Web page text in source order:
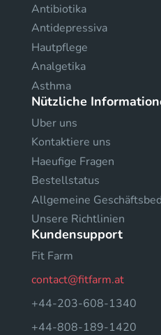
Antibiotika
Antidepressiva
Hautpflege
Analgetika
Asthma
Nützliche
Uber uns
Kontaktiere uns
Haeufige Fragen
Bestellstatus
Allgemeine
Unsere Richtlinien
Kundensupport
Fit Farm
contact@fitfarm.at
+44-203-608-1340
+44-808-189-1420